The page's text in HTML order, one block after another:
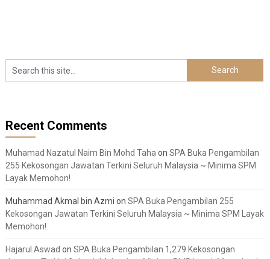
Recent Comments
Muhamad Nazatul Naim Bin Mohd Taha on SPA Buka Pengambilan
255 Kekosongan Jawatan Terkini Seluruh Malaysia ~ Minima SPM
Layak Memohon!
Muhammad Akmal bin Azmi on SPA Buka Pengambilan 255
Kekosongan Jawatan Terkini Seluruh Malaysia ~ Minima SPM Layak
Memohon!
Hajarul Aswad on SPA Buka Pengambilan 1,279 Kekosongan